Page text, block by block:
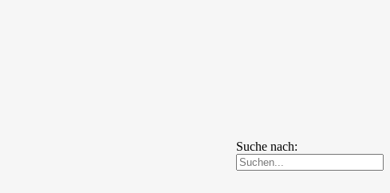
Suche nach: